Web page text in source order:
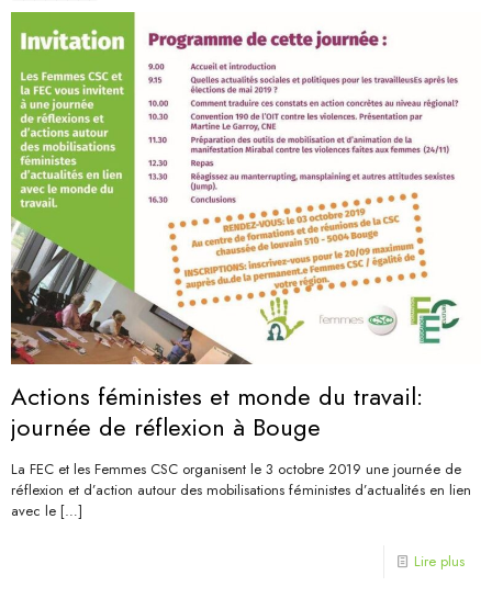
Actions féministes et monde du travail:
journée de réflexion à Bouge
La FEC et les Femmes CSC organisent le 3 octobre 2019 une journée de
réflexion et d’action autour des mobilisations féministes d’actualités en lien
avec le […]
Lire plus